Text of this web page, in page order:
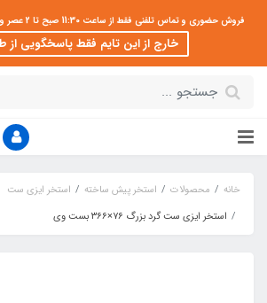
فروش حضوری و تماس تلفنی فقط از ساعت 11:30 صبح تا 2 عصر و 3 تا 8 شب امکان پذیر است
خارج از این تایم فقط پاسخگویی از
خانه محصولات استخر پیش ساخته
استخر ایزی ست
استخر ایزی ست گرد بزرگ ۷۶×۳۶۶ بست وی